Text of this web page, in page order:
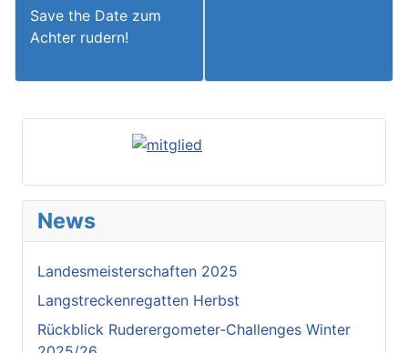
News
Landesmeisterschaften 2025
Langstreckenregatten Herbst
Rückblick Ruderergometer-Challenges Winter
Save the Date zum
Achter rudern!